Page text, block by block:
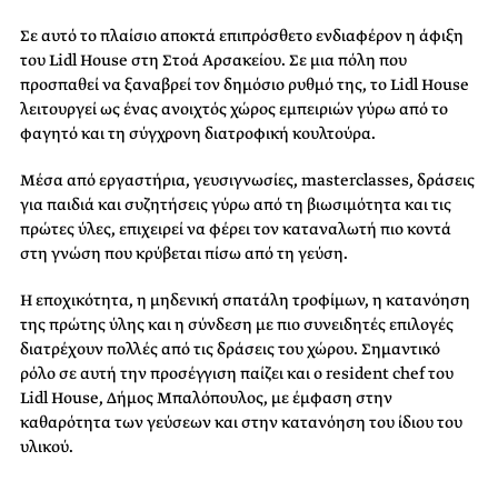
Σε αυτό το πλαίσιο αποκτά επιπρόσθετο ενδιαφέρον η άφιξη
του Lidl House στη Στοά Αρσακείου. Σε μια πόλη που
προσπαθεί να ξαναβρεί τον δημόσιο ρυθμό της, το Lidl House
λειτουργεί ως ένας ανοιχτός χώρος εμπειριών γύρω από το
φαγητό και τη σύγχρονη διατροφική κουλτούρα.
Μέσα από εργαστήρια, γευσιγνωσίες, masterclasses, δράσεις
για παιδιά και συζητήσεις γύρω από τη βιωσιμότητα και τις
πρώτες ύλες, επιχειρεί να φέρει τον καταναλωτή πιο κοντά
στη γνώση που κρύβεται πίσω από τη γεύση.
Η εποχικότητα, η μηδενική σπατάλη τροφίμων, η κατανόηση
της πρώτης ύλης και η σύνδεση με πιο συνειδητές επιλογές
διατρέχουν πολλές από τις δράσεις του χώρου. Σημαντικό
ρόλο σε αυτή την προσέγγιση παίζει και ο resident chef του
Lidl House, Δήμος Μπαλόπουλος, με έμφαση στην
καθαρότητα των γεύσεων και στην κατανόηση του ίδιου του
υλικού.